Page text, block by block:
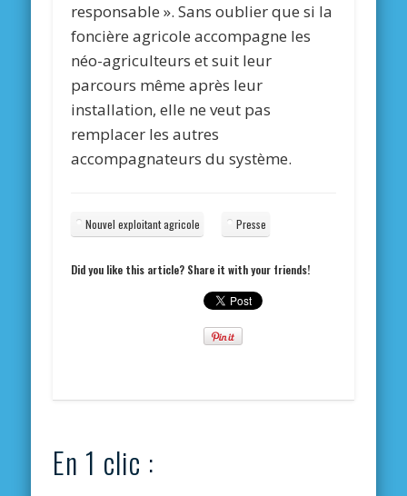
responsable ». Sans oublier que si la
foncière agricole accompagne les
néo-agriculteurs et suit leur
parcours même après leur
installation, elle ne veut pas
remplacer les autres
accompagnateurs du système.
Nouvel exploitant agricole Presse
Did you like this article? Share it with your friends!
En 1 clic :